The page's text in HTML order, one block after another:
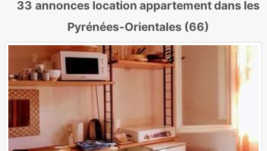
33 annonces location appartement dans les
Pyrénées-Orientales (66)